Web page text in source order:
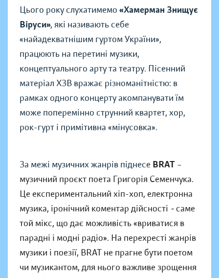
Цього року слухатимемо «Хамерман Знищує
Віруси», які називають себе
«найадекватнішим гуртом України»,
працюють на перетині музики,
концептуального арту та театру. Пісенний
матеріал ХЗВ вражає різноманітністю: в
рамках одного концерту акомпанувати їм
може поперемінно струнний квартет, хор,
рок-гурт і примітивна «мінусовка».
За межі музичних жанрів піднесе BRAT –
музичний проєкт поета Григорія Семенчука.
Це експериментальний хіп-хоп, електронна
музика, іронічний коментар дійсності - саме
той мікс, що дає можливість «вриватися в
парадні і модні радіо». На перехресті жанрів
музики і поезії, BRAT не прагне бути поетом
чи музикантом, для нього важливе зрощення